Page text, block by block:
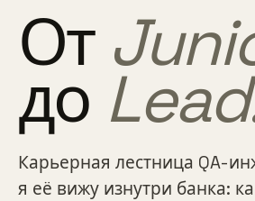
От
до
Карьерная лестница QA-
я её вижу изнутри банка: